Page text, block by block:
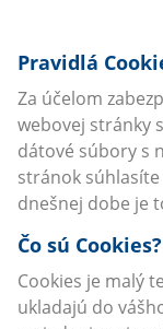
Pravidlá
Za účelom
webovej stránky
dátové súbory s
stránok
dnešnej dobe je
Čo sú Cookies?
Cookies je malý
ukladajú do